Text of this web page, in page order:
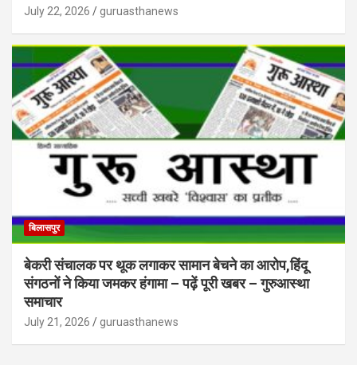
July 22, 2026 guruasthanews
बिलासपुर
बेकरी संचालक पर थूक लगाकर सामान बेचने का आरोप,हिंदू
संगठनों ने किया जमकर हंगामा – पढ़ें पूरी खबर – गुरुआस्था
समाचार
July 21, 2026 guruasthanews